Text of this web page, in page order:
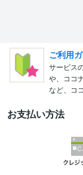
ご利用
サービス
や、ココ
など、コ
お支払い方法